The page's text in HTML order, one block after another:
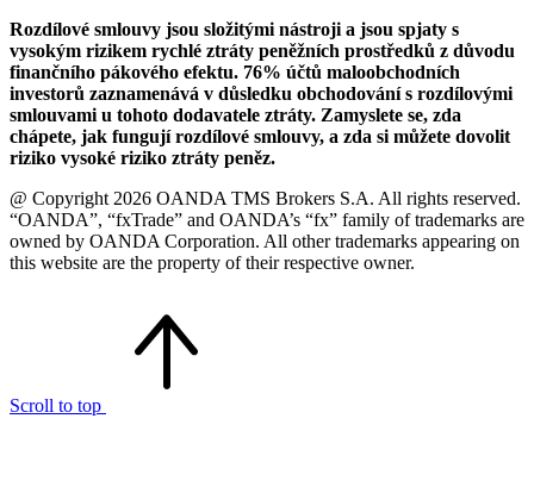
Rozdílové smlouvy jsou složitými nástroji a jsou spjaty s
vysokým rizikem rychlé ztráty peněžních prostředků z důvodu
finančního pákového efektu. 76% účtů maloobchodních
investorů zaznamenává v důsledku obchodování s rozdílovými
smlouvami u tohoto dodavatele ztráty. Zamyslete se, zda
chápete, jak fungují rozdílové smlouvy, a zda si můžete dovolit
riziko vysoké riziko ztráty peněz.
@ Copyright 2026 OANDA TMS Brokers S.A. All rights reserved.
“OANDA”, “fxTrade” and OANDA’s “fx” family of trademarks are
owned by OANDA Corporation. All other trademarks appearing on
this website are the property of their respective owner.
Scroll to top